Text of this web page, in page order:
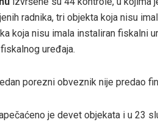
radnika, tri objekta koja nisu
koja nisu imala instaliran fiskalni
uređaja.
porezni obveznik nije predao
je devet objekata i u 23